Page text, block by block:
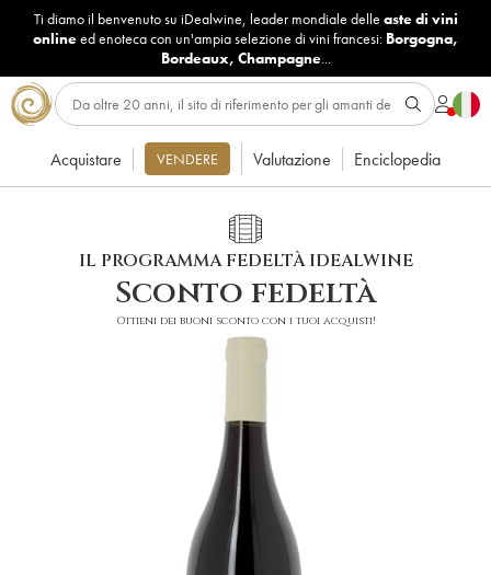
Ti diamo il benvenuto su iDealwine, leader mondiale delle aste di vini
onlineed enoteca con un'ampia selezione di vini francesi: Borgogna,
Bordeaux, Champagne...
Acquistare VENDERE Valutazione Enciclopedia
IL PROGRAMMA FEDELTÀ IDEALWINE
Sconto fedeltà
Ottieni dei buoni sconto con i tuoi acquisti!